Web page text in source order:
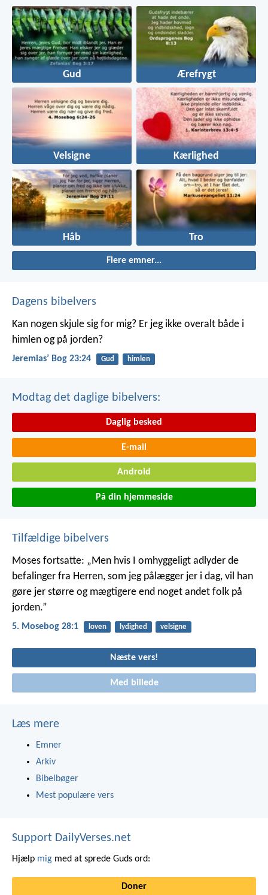
Gud Ærefrygt
Velsigne Kærlighed
Håb Tro
Flere emner...
Dagens bibelvers
Kan nogen skjule sig for mig? Er jeg ikke overalt både i
himlen og på jorden?
Jeremiasʼ Bog 23:24 Gud himlen
Modtag det daglige bibelvers:
Daglig besked
E-mail
Android
På din hjemmeside
Tilfældige bibelvers
Moses fortsatte: „Men hvis I omhyggeligt adlyder de
befalinger fra Herren, som jeg pålægger jer i dag, vil han
gøre jer større og mægtigere end noget andet folk på
jorden.”
5. Mosebog 28:1 loven lydighed velsigne
Næste vers!
Med billede
Læs mere
Emner
Arkiv
Bibelbøger
Mest populære vers
Support DailyVerses.net
Hjælp mig med at sprede Guds ord:
Doner